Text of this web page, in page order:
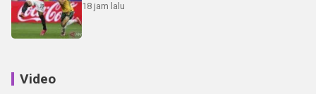
18 jam lalu
Video